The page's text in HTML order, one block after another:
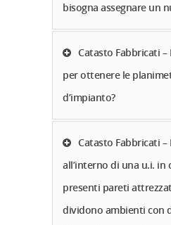
bisogna assegnare un
Catasto Fabbricati –
per ottenere le
d’impianto?
Catasto Fabbricati –
all’interno di una u.i. in
presenti pareti
dividono ambienti con